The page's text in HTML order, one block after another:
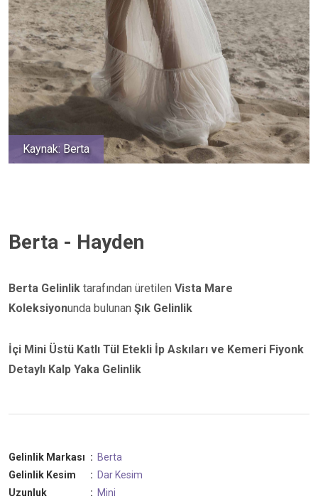
Kaynak: Berta
Berta - Hayden
Berta Gelinlik tarafından üretilen Vista Mare
Koleksiyonunda bulunan Şık Gelinlik
İçi Mini Üstü Katlı Tül Etekli İp Askıları ve Kemeri Fiyonk
Detaylı Kalp Yaka Gelinlik
Gelinlik Markası : Berta
Gelinlik Kesim
: Dar Kesim
Uzunluk
: Mini